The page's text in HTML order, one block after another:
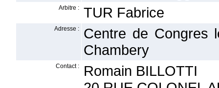
Arbitre : TUR Fabrice
Adresse :
Centre de Congres
Chambery
Contact :
Romain BILLOTTI